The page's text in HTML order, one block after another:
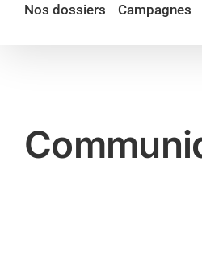
Nos dossiers Campagnes